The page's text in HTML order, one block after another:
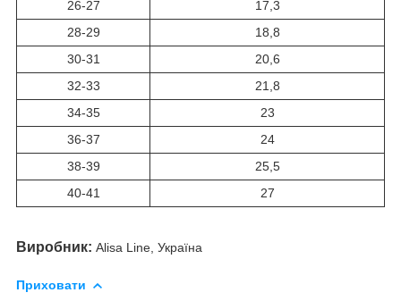
26-27
17,3
28-29
18,8
30-31
20,6
32-33
21,8
34-35
23
36-37
24
38-39
25,5
40-41
27
Виробник: Alisa Line, Україна
Приховати